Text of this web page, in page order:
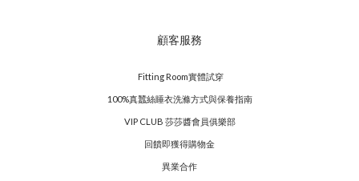
顧客服務
Fitting Room實體試穿
100%真蠶絲睡衣洗滌方式與保養指南
VIP CLUB 莎莎醬會員俱樂部
回饋即獲得購物金
異業合作